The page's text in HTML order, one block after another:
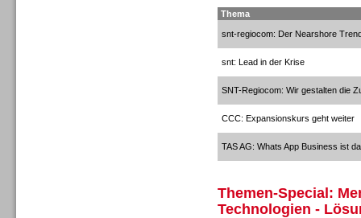
Thema
snt-regiocom: Der Nearshore
snt: Lead in der Krise
SNT-Regiocom: Wir gestalten die
CCC: Expansionskurs geht weiter
TAS AG: Whats App Business ist da
Themen-Special:
Technologien -